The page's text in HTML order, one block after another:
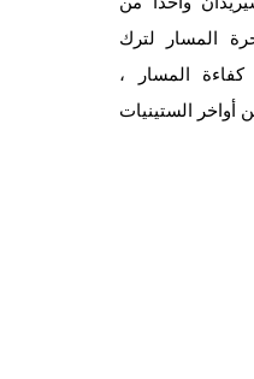
المسار لترك
المسار ،